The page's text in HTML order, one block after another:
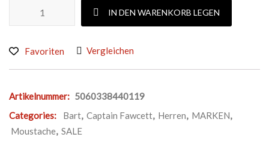
CAPTAIN FAWCETT LAVENDER MOUSTACHE WAX Menge
IN DEN WARENKORB LEGEN
Favoriten Vergleichen
Artikelnummer: 5060338440119
Categories:
Bart, Captain Fawcett, Herren, MARKEN,
Moustache, SALE